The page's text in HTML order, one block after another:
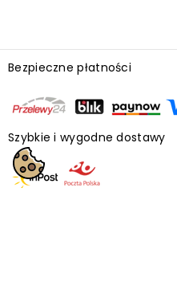
Bezpieczne płatności
Szybkie i wygodne dostawy